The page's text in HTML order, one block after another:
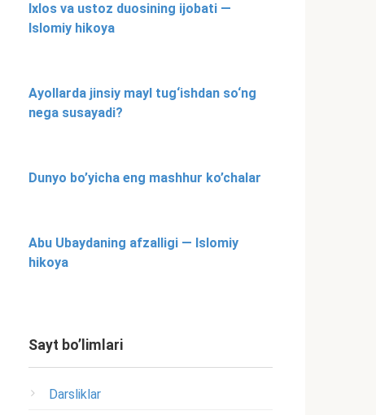
Ixlos va ustoz duosining ijobati —
Islomiy hikoya
Ayollarda jinsiy mayl tug‘ishdan so‘ng
nega susayadi?
Dunyo bo’yicha eng mashhur ko’chalar
Abu Ubaydaning afzalligi — Islomiy
hikoya
Sayt bo’limlari
Darsliklar